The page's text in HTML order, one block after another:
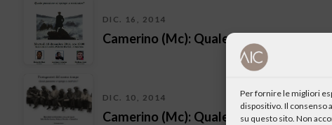
Per fornire le migliori
dispositivo. Il consenso
su questo sito. Non
DIC. 16, 2014
Camerino (Mc): Quale passione ci
DIC. 10, 2014
Camerino (Mc): Quale passione ci